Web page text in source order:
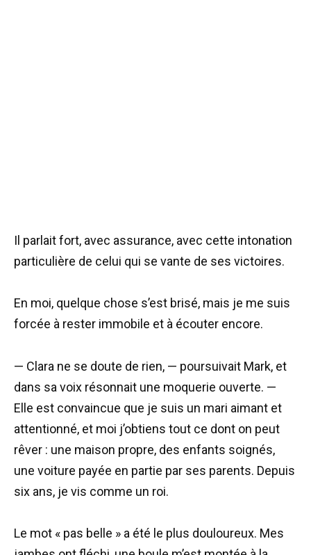
Il parlait fort, avec assurance, avec cette intonation
particulière de celui qui se vante de ses victoires.
En moi, quelque chose s’est brisé, mais je me suis
forcée à rester immobile et à écouter encore.
— Clara ne se doute de rien, — poursuivait Mark, et
dans sa voix résonnait une moquerie ouverte. —
Elle est convaincue que je suis un mari aimant et
attentionné, et moi j’obtiens tout ce dont on peut
rêver : une maison propre, des enfants soignés,
une voiture payée en partie par ses parents. Depuis
six ans, je vis comme un roi.
Le mot « pas belle » a été le plus douloureux. Mes